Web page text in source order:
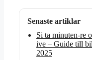
Senaste artiklar
Si ta minuten-re
ive – Guide till
2025